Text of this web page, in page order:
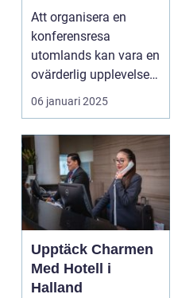
utomlands
Att organisera en
konferensresa
utomlands kan vara en
ovärderlig upplevelse
för föret...
06 januari 2025
Upptäck Charmen
Med Hotell i
Halland